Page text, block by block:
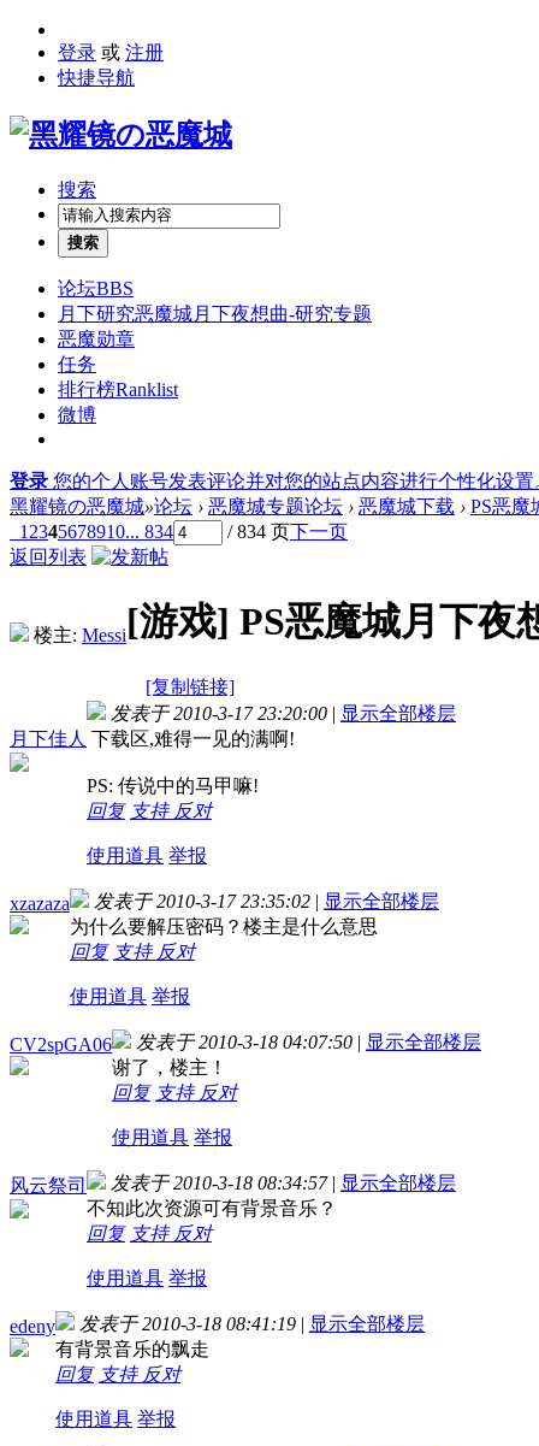
登录 或 注册
快捷导航
搜索
搜索
论坛BBS
月下研究恶魔城月下夜想曲-研究专题
恶魔勋章
任务
排行榜Ranklist
微博
登录 您的个人账号发表评论并对您的站点内容进行个性化设置
黑耀镜の恶魔城»论坛 › 恶魔城专题论坛 › 恶魔城下载 › PS恶魔
1 2345678910... 834 / 834 页下一页
返回列表
楼主: Messi[游戏] PS恶魔城月下夜
[复制链接]
月下佳人
发表于 2010-3-17 23:20:00 | 显示全部楼层
下载区,难得一见的满啊!
PS: 传说中的马甲嘛!
回复 支持 反对
使用道具 举报
xzazaza 发表于 2010-3-17 23:35:02 | 显示全部楼层
为什么要解压密码？楼主是什么意思
回复 支持 反对
使用道具 举报
CV2spGA06 发表于 2010-3-18 04:07:50 | 显示全部楼层
谢了，楼主！
回复 支持 反对
使用道具 举报
风云祭司 发表于 2010-3-18 08:34:57 | 显示全部楼层
不知此次资源可有背景音乐？
回复 支持 反对
使用道具 举报
edeny 发表于 2010-3-18 08:41:19 | 显示全部楼层
有背景音乐的飘走
回复 支持 反对
使用道具 举报